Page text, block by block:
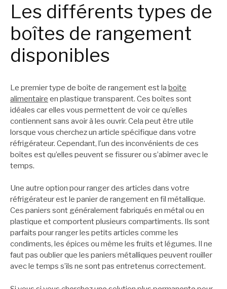
Les différents types de
boîtes de rangement
disponibles
Le premier type de boîte de rangement est la boite
alimentaire en plastique transparent. Ces boîtes sont
idéales car elles vous permettent de voir ce qu’elles
contiennent sans avoir à les ouvrir. Cela peut être utile
lorsque vous cherchez un article spécifique dans votre
réfrigérateur. Cependant, l’un des inconvénients de ces
boîtes est qu’elles peuvent se fissurer ou s’abîmer avec le
temps.
Une autre option pour ranger des articles dans votre
réfrigérateur est le panier de rangement en fil métallique.
Ces paniers sont généralement fabriqués en métal ou en
plastique et comportent plusieurs compartiments. Ils sont
parfaits pour ranger les petits articles comme les
condiments, les épices ou même les fruits et légumes. Il ne
faut pas oublier que les paniers métalliques peuvent rouiller
avec le temps s’ils ne sont pas entretenus correctement.